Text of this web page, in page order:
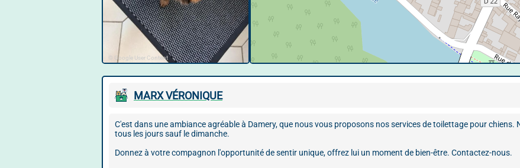
© Google User Content
MARX VÉRONIQUE
C'est dans une ambiance agréable à Damery, que nous vous proposons nos services de toilettage pour
tous les jours sauf le dimanche.
Donnez à votre compagnon l'opportunité de sentir unique, offrez lui un moment de bien-être. Contactez-nous.